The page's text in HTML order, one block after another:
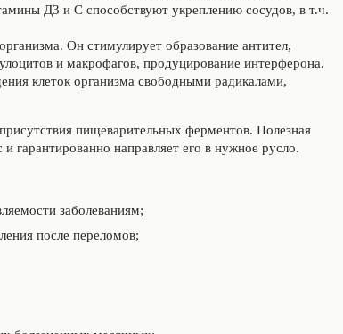
Д3 и С способствуют укреплению сосудов, в т.ч.
Он стимулирует образование антител,
и макрофагов, продуцирование интерферона.
клеток организма свободными радикалами,
пищеварительных ферментов. Полезная
гарантированно направляет его в нужное русло.
заболеваниям;
после переломов;